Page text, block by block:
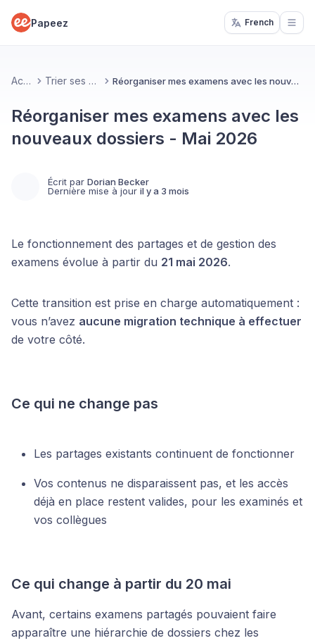
Papeez French
Accueil Trier ses examens Réorganiser mes examens avec les nouveaux dossiers - Mai 2026
Réorganiser mes examens avec les
nouveaux dossiers - Mai 2026
Écrit par Dorian Becker
Dernière mise à jour il y a 3 mois
Le fonctionnement des partages et de gestion des
examens évolue à partir du 21 mai 2026.
Cette transition est prise en charge automatiquement :
vous n’avez aucune migration technique à effectuer
de votre côté.
Ce qui ne change pas
Les partages existants continuent de fonctionner
Vos contenus ne disparaissent pas, et les accès
déjà en place restent valides, pour les examinés et
vos collègues
Ce qui change à partir du 20 mai
Avant, certains examens partagés pouvaient faire
apparaître une hiérarchie de dossiers chez les